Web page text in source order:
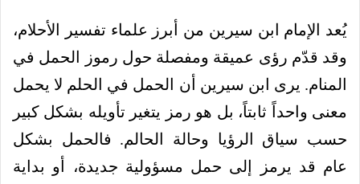
يُعد الإمام ابن سيرين من أبرز علماء تفسير الأحلام،
وقد قدّم رؤى عميقة ومفصلة حول رموز الحمل في
المنام. يرى ابن سيرين أن الحمل في الحلم لا يحمل
معنى واحداً ثابتاً، بل هو رمز يتغير تأويله بشكل كبير
حسب سياق الرؤيا وحالة الحالم. فالحمل بشكل
عام قد يرمز إلى حمل مسؤولية جديدة، أو بداية